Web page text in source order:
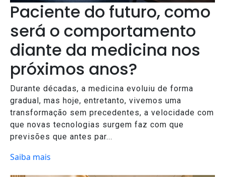
Paciente do futuro, como
será o comportamento
diante da medicina nos
próximos anos?
Durante décadas, a medicina evoluiu de forma
gradual, mas hoje, entretanto, vivemos uma
transformação sem precedentes, a velocidade com
que novas tecnologias surgem faz com que
previsões que antes par...
Saiba mais